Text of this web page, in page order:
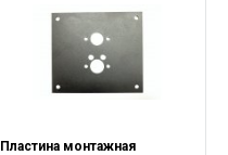
Пластина монтажная